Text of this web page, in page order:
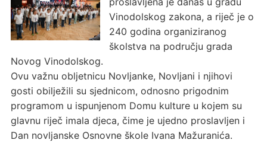
Vinodolskog zakona, a riječ je o
240 godina organiziranog
školstva na području grada
Novog Vinodolskog.
Ovu važnu obljetnicu Novljanke, Novljani i njihovi
gosti obilježili su sjednicom, odnosno prigodnim
programom u ispunjenom Domu kulture u kojem su
glavnu riječ imala djeca, čime je ujedno proslavljen i
Dan novljanske Osnovne škole Ivana Mažuranića.